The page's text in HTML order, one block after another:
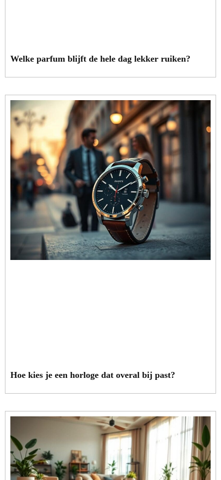
Welke parfum blijft de hele dag lekker ruiken?
Hoe kies je een horloge dat overal bij past?